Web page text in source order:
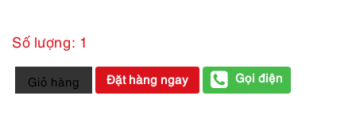
Số lượng: 1
1548-
Cặp
Giỏ hàng Đặt hàng ngay Gọi điện